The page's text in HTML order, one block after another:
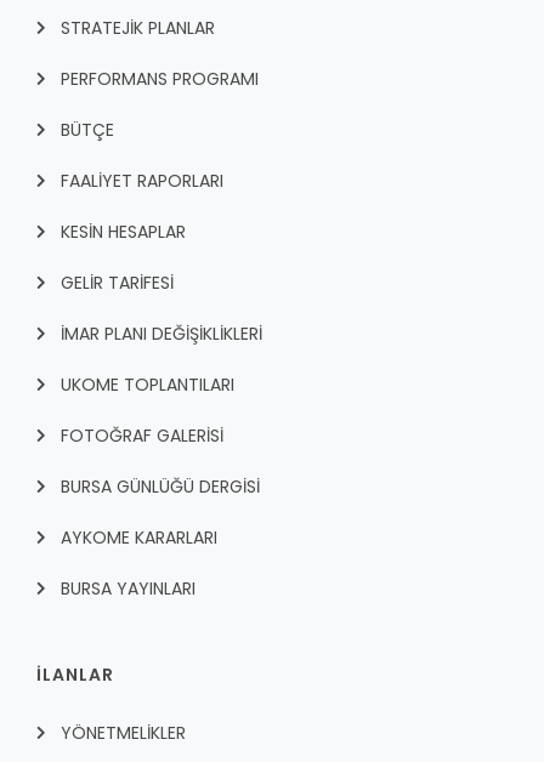
STRATEJİK PLANLAR
PERFORMANS PROGRAMI
BÜTÇE
FAALİYET RAPORLARI
KESİN HESAPLAR
GELİR TARİFESİ
İMAR PLANI DEĞİŞİKLİKLERİ
UKOME TOPLANTILARI
FOTOĞRAF GALERİSİ
BURSA GÜNLÜĞÜ DERGİSİ
AYKOME KARARLARI
BURSA YAYINLARI
İLANLAR
YÖNETMELİKLER